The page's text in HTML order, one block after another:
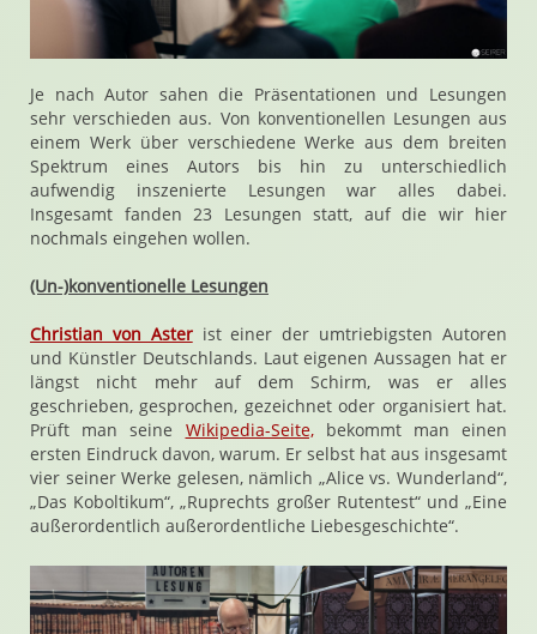
Je nach Autor sahen die Präsentationen und Lesungen
sehr verschieden aus. Von konventionellen Lesungen aus
einem Werk über verschiedene Werke aus dem breiten
Spektrum eines Autors bis hin zu unterschiedlich
aufwendig inszenierte Lesungen war alles dabei.
Insgesamt fanden 23 Lesungen statt, auf die wir hier
nochmals eingehen wollen.
(Un-)konventionelle Lesungen
Christian von Asterist einer der umtriebigsten Autoren
und Künstler Deutschlands. Laut eigenen Aussagen hat er
längst nicht mehr auf dem Schirm, was er alles
geschrieben, gesprochen, gezeichnet oder organisiert hat.
Prüft man seine Wikipedia-Seite,bekommt man einen
ersten Eindruck davon, warum. Er selbst hat aus insgesamt
vier seiner Werke gelesen, nämlich „Alice vs. Wunderland“,
„Das Koboltikum“, „Ruprechts großer Rutentest“ und „Eine
außerordentlich außerordentliche Liebesgeschichte“.